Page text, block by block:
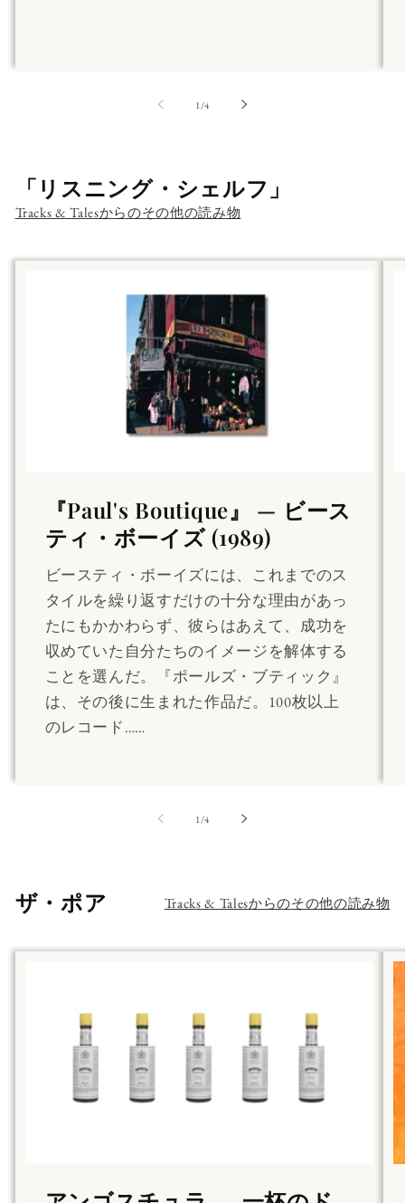
1 /の
4
「リスニング・シェルフ」
Tracks & Talesからのその他の読み物
『Paul's Boutique』 — ビース
ティ・ボーイズ (1989)
ビースティ・ボーイズには、これまでのス
タイルを繰り返すだけの十分な理由があっ
たにもかかわらず、彼らはあえて、成功を
収めていた自分たちのイメージを解体する
ことを選んだ。『ポールズ・ブティック』
は、その後に生まれた作品だ。100枚以上
のレコード……
1 /の
4
ザ・ポア Tracks & Talesからのその他の読み物